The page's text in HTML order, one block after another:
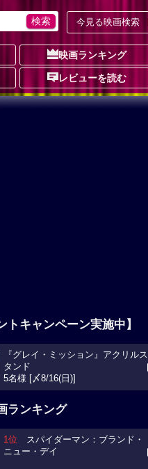
今見る映画検索
映画ランキング
レビューを読む
トキャンペーン実施中】
『グレイ・ミッション』アクリルス
タンド
5名様 [〆8/16(日)]
ランキング
1位 スパイダーマン：ブランド・
ニュー・デイ